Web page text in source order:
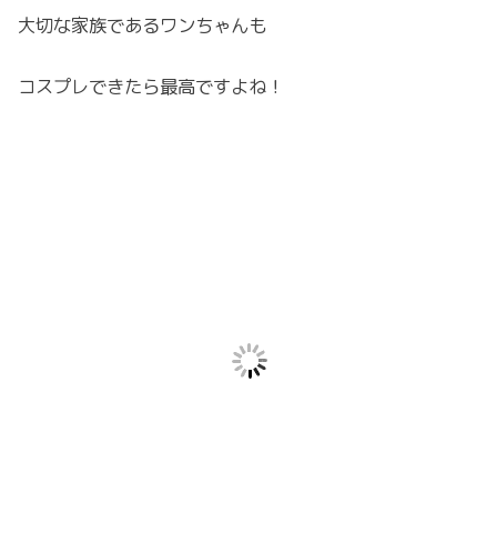
大切な家族であるワンちゃんも
コスプレできたら最高ですよね！